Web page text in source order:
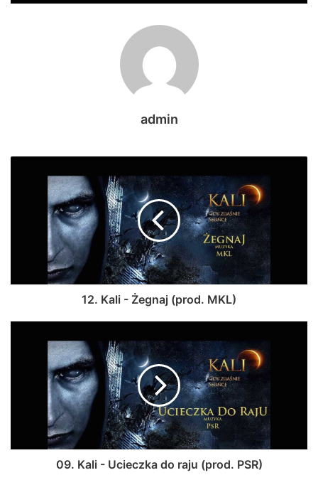
admin
12. Kali - Żegnaj (prod. MKL)
09. Kali - Ucieczka do raju (prod. PSR)